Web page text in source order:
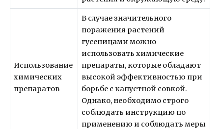
Использование
химических
препаратов
В случае значительного
поражения растений
гусеницами можно
использовать химические
препараты, которые обладают
высокой эффективностью при
борьбе с капустной совкой.
Однако, необходимо строго
соблюдать инструкцию по
применению и соблюдать меры